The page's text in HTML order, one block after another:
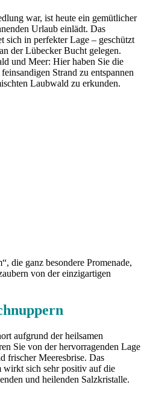
war, ist heute ein gemütlicher
Urlaub einlädt. Das
sich in perfekter Lage – geschützt
der Lübecker Bucht gelegen.
und Meer: Hier haben Sie die
Strand zu entspannen
Laubwald zu erkunden.
die ganz besondere Promenade,
von der einzigartigen
aufgrund der heilsamen
Sie von der hervorragenden Lage
frischer Meeresbrise. Das
sich sehr positiv auf die
und heilenden Salzkristalle.